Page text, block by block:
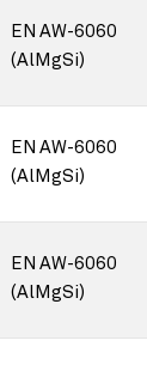
EN AW-6060
(AlMgSi)
EN AW-6060
(AlMgSi)
EN AW-6060
(AlMgSi)